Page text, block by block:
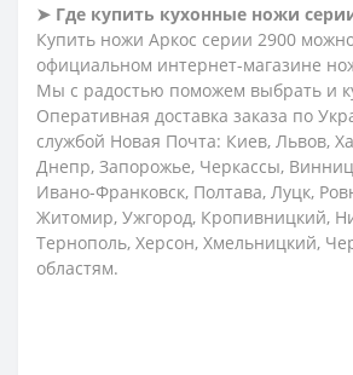
➤ Где купить кухонные ножи
Купить ножи Аркос серии 2900
официальном интернет-магазине
Мы с радостью поможем выбрать и
Оперативная доставка заказа по
службой Новая Почта: Киев, Львов,
Днепр, Запорожье, Черкассы,
Ивано-Франковск, Полтава, Луцк,
Житомир, Ужгород, Кропивницкий,
Тернополь, Херсон, Хмельницкий,
областям.